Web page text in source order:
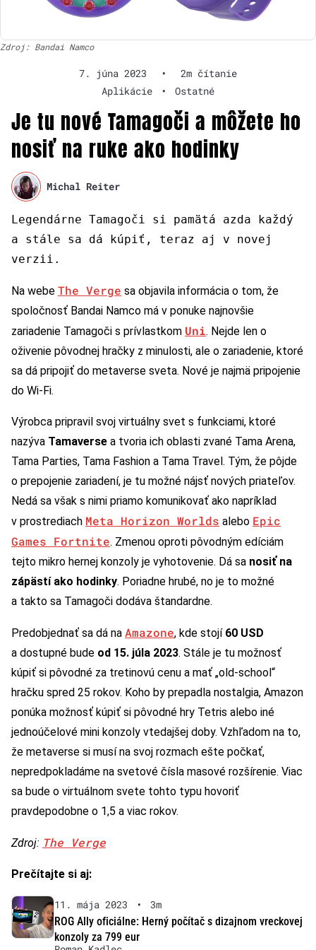
Zdroj: Bandai Namco
7. júna 2023 •
2m čítanie
Aplikácie
• Ostatné
Je tu nové Tamagoči a môžete ho
nosiť na ruke ako hodinky
Michal Reiter
Legendárne Tamagoči si pamätá azda každý
a stále sa dá kúpiť, teraz aj v novej
verzii.
Na webe The Verge sa objavila informácia o tom, že
spoločnosť Bandai Namco má v ponuke najnovšie
zariadenie Tamagoči s prívlastkom Uni. Nejde len o
oživenie pôvodnej hračky z minulosti, ale o zariadenie, ktoré
sa dá pripojiť do metaverse sveta. Nové je najmä pripojenie
do Wi-Fi.
Výrobca pripravil svoj virtuálny svet s funkciami, ktoré
nazýva Tamaverse a tvoria ich oblasti zvané Tama Arena,
Tama Parties, Tama Fashion a Tama Travel. Tým, že pôjde
o prepojenie zariadení, je tu možné nájsť nových priateľov.
Nedá sa však s nimi priamo komunikovať ako napríklad
v prostrediach Meta Horizon Worlds alebo Epic
Games Fortnite. Zmenou oproti pôvodným edíciám
tejto mikro hernej konzoly je vyhotovenie. Dá sa nosiť na
zápästí ako hodinky. Poriadne hrubé, no je to možné
a takto sa Tamagoči dodáva štandardne.
Predobjednať sa dá na Amazone, kde stojí 60 USD
a dostupné bude od 15. júla 2023. Stále je tu možnosť
kúpiť si pôvodné za tretinovú cenu a mať „old-school“
hračku spred 25 rokov. Koho by prepadla nostalgia, Amazon
ponúka možnosť kúpiť si pôvodné hry Tetris alebo iné
jednoúčelové mini konzoly vtedajšej doby. Vzhľadom na to,
že metaverse si musí na svoj rozmach ešte počkať,
nepredpokladáme na svetové čísla masové rozšírenie. Viac
sa bude o virtuálnom svete tohto typu hovoriť
pravdepodobne o 1,5 a viac rokov.
Zdroj: The Verge
Prečítajte si aj:
11. mája 2023 •
3m
ROG Ally oficiálne: Herný počítač s dizajnom vreckovej
konzoly za 799 eur